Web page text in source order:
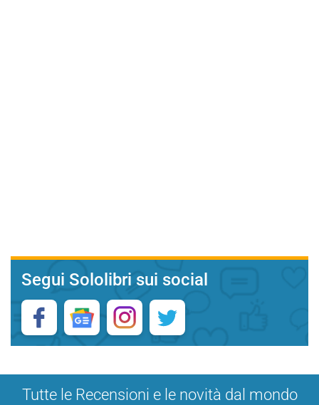
Segui Sololibri sui social
Tutte le Recensioni e le novità dal mondo